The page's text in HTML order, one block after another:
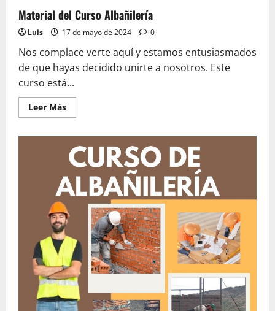
Material del Curso Albañilería
Luis 17 de mayo de 2024 0
Nos complace verte aquí y estamos entusiasmados
de que hayas decidido unirte a nosotros. Este
curso está...
Leer MásLeer
más
del
Curso
Albañilería